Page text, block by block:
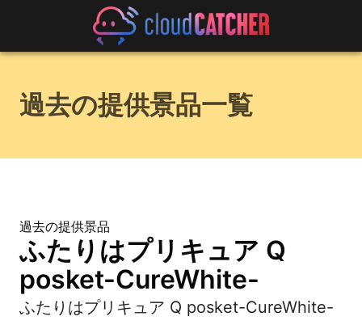
過去の提供景品一覧
過去の提供景品
ふたりはプリキュア Q
posket-CureWhite-
ふたりはプリキュア Q posket-CureWhite-